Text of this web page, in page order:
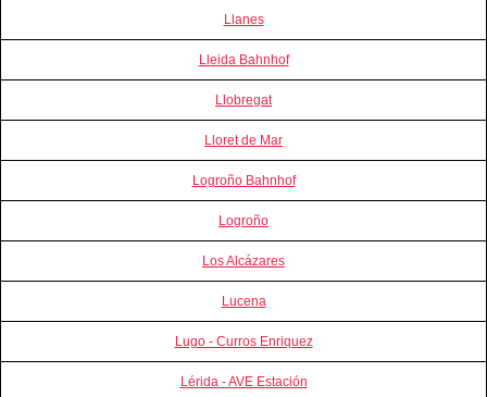
Llanes
Lleida Bahnhof
Llobregat
Lloret de Mar
Logroño Bahnhof
Logroño
Los Alcázares
Lucena
Lugo - Curros Enriquez
Lérida - AVE Estación